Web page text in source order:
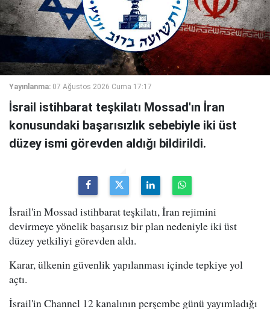
Yayınlanma: 07 Ağustos 2026 Cuma 17:17
İsrail istihbarat teşkilatı Mossad'ın İran
konusundaki başarısızlık sebebiyle iki üst
düzey ismi görevden aldığı bildirildi.
İsrail'in Mossad istihbarat teşkilatı, İran rejimini
devirmeye yönelik başarısız bir plan nedeniyle iki üst
düzey yetkiliyi görevden aldı.
Karar, ülkenin güvenlik yapılanması içinde tepkiye yol
açtı.
İsrail'in Channel 12 kanalının perşembe günü yayımladığı